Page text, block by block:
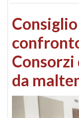
Consorzi
da